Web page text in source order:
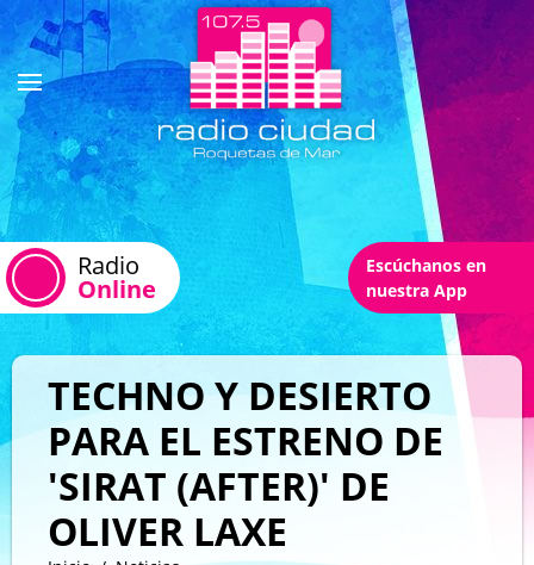
Radio
Online
Escúchanos en
nuestra App
TECHNO Y DESIERTO
PARA EL ESTRENO DE
'SIRAT (AFTER)' DE
OLIVER LAXE